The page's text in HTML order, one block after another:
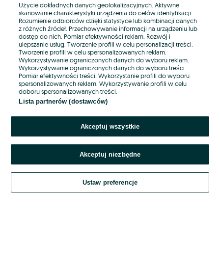
E-mail
Hasło
Nie pamiętasz hasła?
Zaloguj się
Kontynuując za pośrednictwem jednego z dostawców wskazanych powyżej,
Regulamin serwisu OLX.pl w jego aktualnym brzmieniu.
Użycie dokładnych danych geolokalizacyjnych. Aktywne
skanowanie charakterystyki urządzenia do celów identyfikacji.
Rozumienie odbiorców dzięki statystyce lub kombinacji danych
z różnych źródeł. Przechowywanie informacji na urządzeniu lub
dostęp do nich. Pomiar efektywności reklam. Rozwój i
ulepszanie usług. Tworzenie profili w celu personalizacji treści.
Tworzenie profili w celu spersonalizowanych reklam.
Wykorzystywanie ograniczonych danych do wyboru reklam.
Wykorzystywanie ograniczonych danych do wyboru treści.
Pomiar efektywności treści. Wykorzystanie profili do wyboru
spersonalizowanych reklam. Wykorzystywanie profili w celu
doboru spersonalizowanych treści.
Lista partnerów (dostawców)
Akceptuj wszystkie
Akceptuj niezbędne
Ustaw preferencje